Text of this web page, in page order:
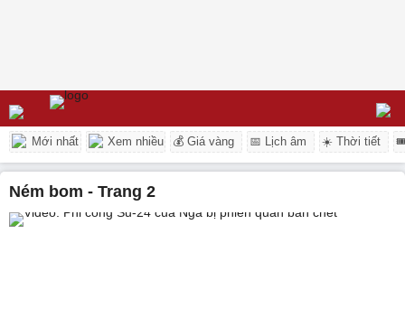
Mới nhất Xem nhiều 💰 Giá vàng 📅 Lịch âm ☀️ Thời tiết
ném bom - Trang 2